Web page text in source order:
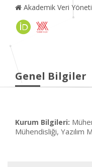
Akademik Veri
Genel Bilgiler
Kurum Bilgileri:
Mühendisliği, Yazılım